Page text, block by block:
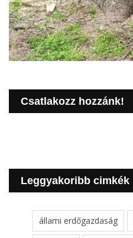
Csatlakozz hozzánk!
Leggyakoribb cimkék
állami erdőgazdaság